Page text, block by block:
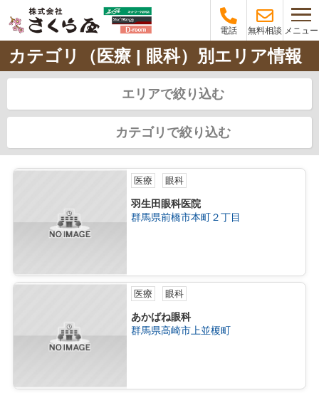
電話 無料相談 メニュー
カテゴリ（医療 | 眼科）別エリア情報
エリアで絞り込む
カテゴリで絞り込む
医療 眼科
羽生田眼科医院
群馬県前橋市本町２丁目
医療 眼科
あかばね眼科
群馬県高崎市上並榎町